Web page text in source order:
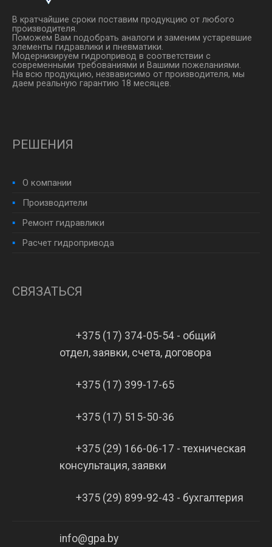
В кратчайшие сроки поставим продукцию от любого
производителя.
Поможем Вам подобрать аналоги и заменим устаревшие
элементы гидравлики и пневматики.
Модернизируем гидропривод в соответствии с
современными требованиями и Вашими пожеланиями.
На всю продукцию, незвависимо от производителя, мы
даем реальную гарантию 18 месяцев.
РЕШЕНИЯ
О компании
Производители
Ремонт гидравлики
Расчет гидропривода
СВЯЗАТЬСЯ
+375 (17) 374-05-54 - общий
отдел, заявки, счета, договора
+375 (17) 399-17-65
+375 (17) 515-50-36
+375 (29) 166-06-17 - техническая
консультация, заявки
+375 (29) 899-92-43 - бухгалтерия
info@gpa.by